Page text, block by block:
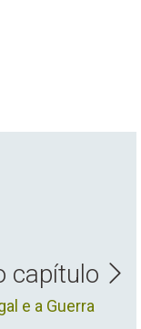
capítulo
e a Guerra